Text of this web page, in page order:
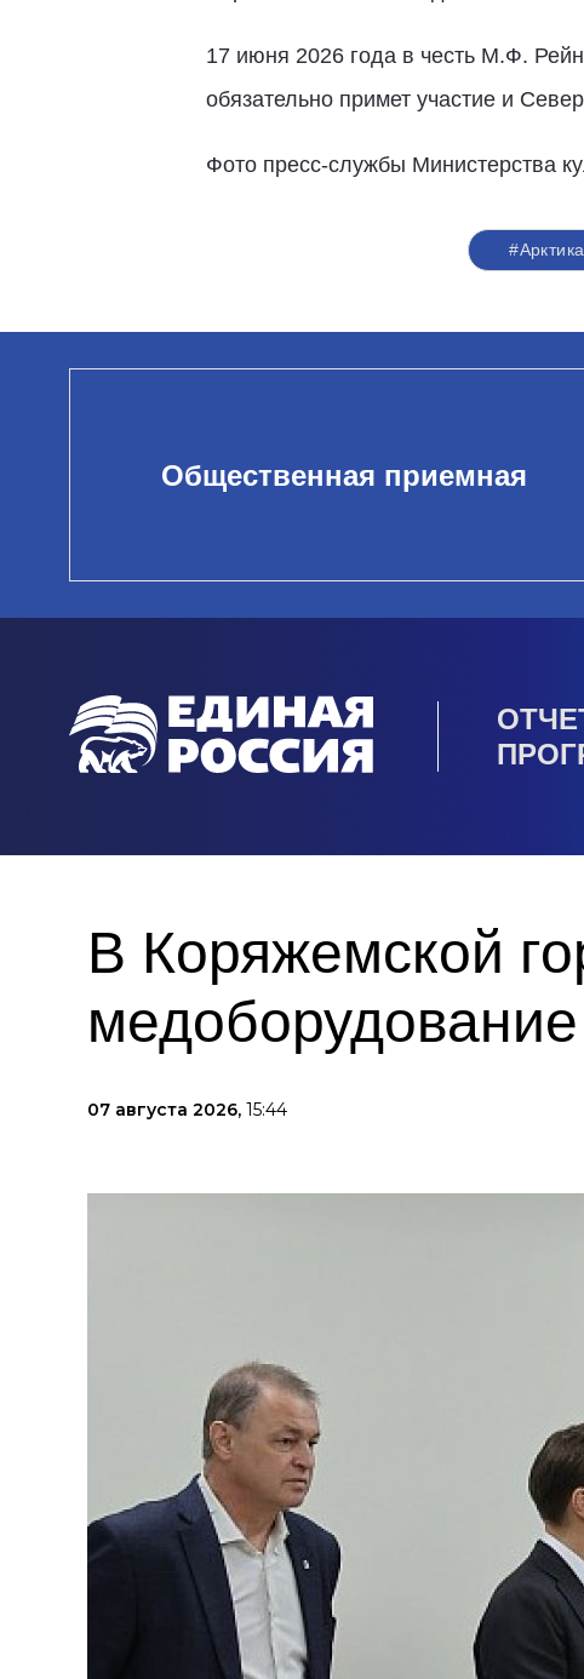
17 июня 2026 года в честь М.Ф.
обязательно примет участие и
Фото пресс-службы Министерства
#Арктика
Общественная приемная
В Коряжемской
медоборудование
07 августа 2026, 15:44